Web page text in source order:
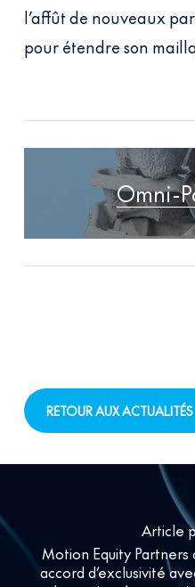
l’affût de nouveaux
pour étendre son
Omni-
RETOUR AUX ACTUALITÉS
Article
Motion Equity Partners
accord d’exclusivité